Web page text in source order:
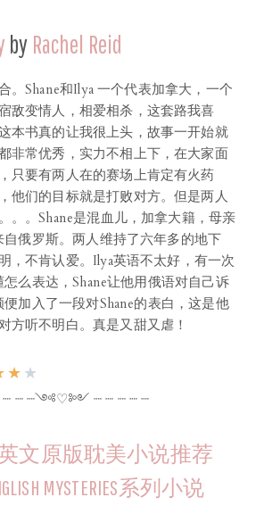
by Rachel Reid
。Shane和Ilya 一个代表加拿大，一个
敌变情人，相爱相杀，这套路我喜
本书真的让我很上头，故事一开始就
非常优秀，实力不相上下，在大家面
只要有两人在的赛场上肯定有火药
他们的目标就是打败对方。但是两人
。。Shane是混血儿，加拿大籍，母亲
自俄罗斯。两人维持了六年多的地下
，不肯认爱。Ilya英语不太好，有一次
么表达，Shane让他用俄语对自己诉
加入了一段对Shane的表白，这是他
方听不明白。真是又甜又虐！
★ ★
┈ ┈ ┈༺♡༻ ┈ ┈ ┈ ┈ ┈
文原版耽美小说推荐
MYSTERIES系列小说